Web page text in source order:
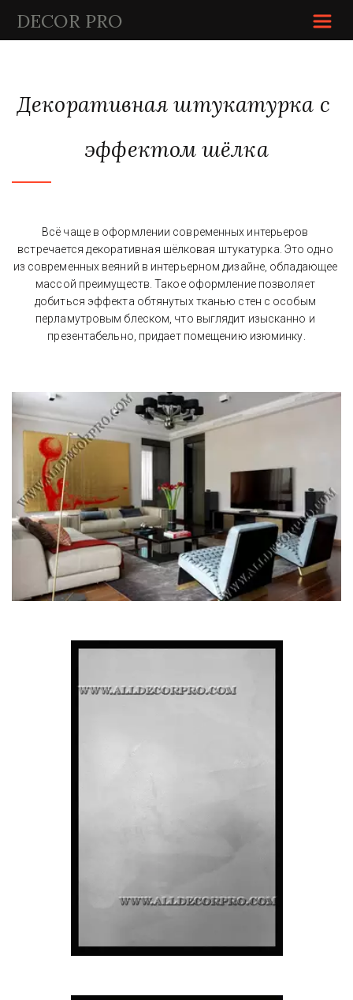
DECOR PRO
Декоративная штукатурка с
эффектом шёлка
Всё чаще в оформлении современных интерьеров
встречается декоративная шёлковая штукатурка. Это одно
из современных веяний в интерьерном дизайне, обладающее
массой преимуществ. Такое оформление позволяет
добиться эффекта обтянутых тканью стен с особым
перламутровым блеском, что выглядит изысканно и
презентабельно, придает помещению изюминку.